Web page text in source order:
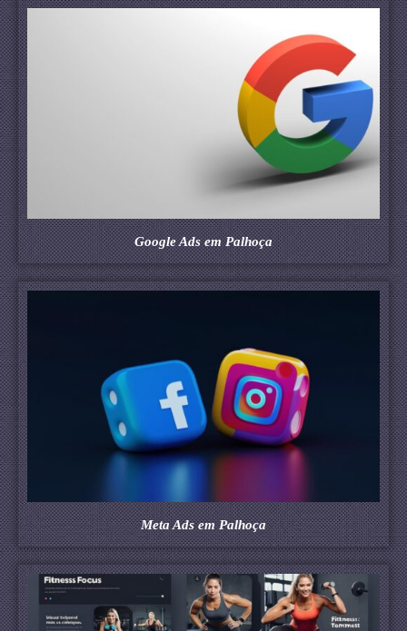
Google Ads em Palhoça
Meta Ads em Palhoça